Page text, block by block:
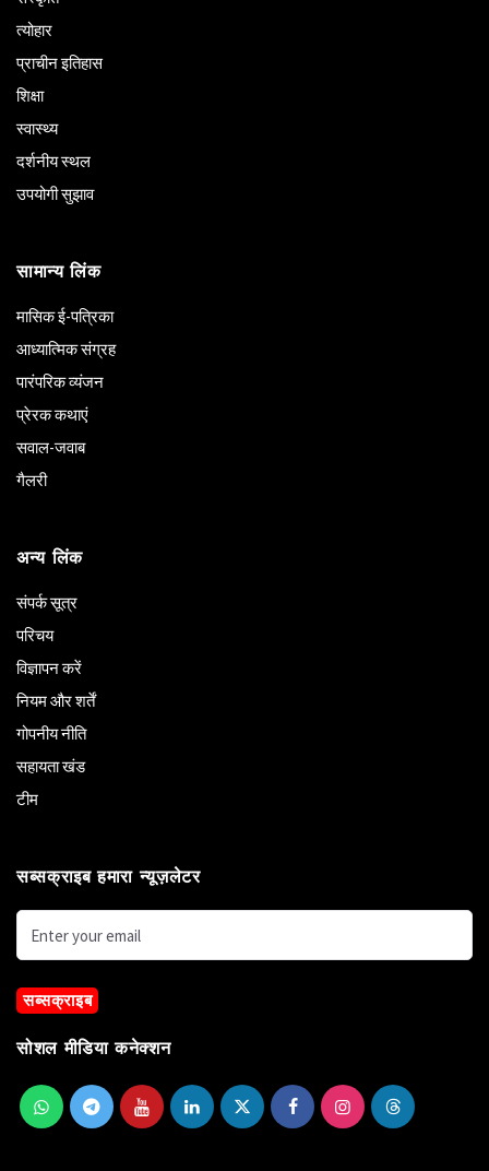
त्योहार
प्राचीन इतिहास
शिक्षा
स्वास्थ्य
दर्शनीय स्थल
उपयोगी सुझाव
सामान्य लिंक
मासिक ई-पत्रिका
आध्यात्मिक संग्रह
पारंपरिक व्यंजन
प्रेरक कथाएं
सवाल-जवाब
गैलरी
अन्य लिंक
संपर्क सूत्र
परिचय
विज्ञापन करें
नियम और शर्तें
गोपनीय नीति
सहायता खंड
टीम
सब्सक्राइब हमारा न्यूज़लेटर
सब्सक्राइब
सोशल मीडिया कनेक्शन